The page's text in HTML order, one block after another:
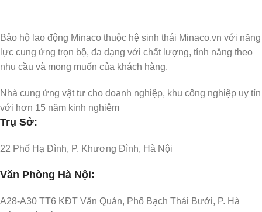
Bảo hộ lao động Minaco thuộc hệ sinh thái Minaco.vn với năng
lực cung ứng trọn bộ, đa dạng với chất lượng, tính năng theo
nhu cầu và mong muốn của khách hàng.
Nhà cung ứng vật tư cho doanh nghiệp, khu công nghiệp uy tín
với hơn 15 năm kinh nghiệm
Trụ Sở:
22 Phố Hạ Đình, P. Khương Đình, Hà Nội
Văn Phòng Hà Nội:
A28-A30 TT6 KĐT Văn Quán, Phố Bạch Thái Bưởi, P. Hà